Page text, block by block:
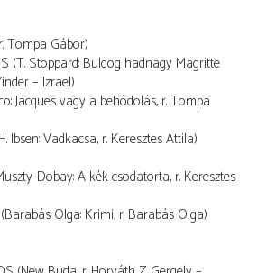
Tompa Gábor)
(T. Stoppard: Buldog hadnagy Magritte
– Izrael)
Jacques vagy a behódolás, r. Tompa
Ibsen: Vadkacsa, r. Keresztes Attila)
Dobay: A kék csodatorta, r. Keresztes
Olga: Krimi, r. Barabás Olga)